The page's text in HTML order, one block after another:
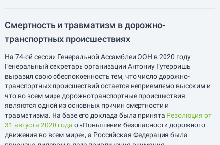
Смертность и травматизм в дорожно-
транспортных происшествиях
На 74-ой сессии Генеральной Ассамблеи ООН в 2020 году
Генеральный секретарь организации Антониу Гутерришь
выразил свою обеспокоенность тем, что число дорожно-
транспортных происшествий остается неприемлемо высоким и
что во всем мире дорожнотранспортные происшествия
являются одной из основных причин смертности и
травматизма. На базе его доклада была принята Резолюция от
31 августа 2020 года о «Повышении безопасности дорожного
движения во всем мире», а Российская Федерация была